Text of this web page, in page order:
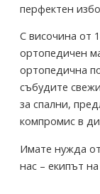
перфектен
С височина от
ортопедичен
ортопедична
събудите
за спални,
компромис в
Имате нужда
нас – екипът